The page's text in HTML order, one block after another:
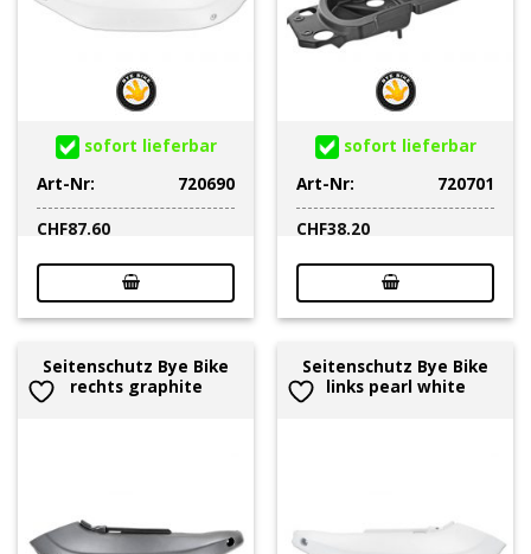
sofort lieferbar
Art-Nr:
720690
CHF87.60
sofort lieferbar
Art-Nr:
720701
CHF38.20
Seitenschutz Bye Bike
rechts graphite
Seitenschutz Bye Bike
links pearl white